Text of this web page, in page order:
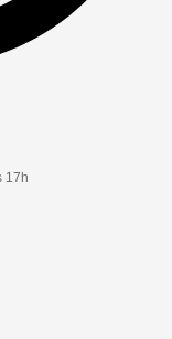
17h